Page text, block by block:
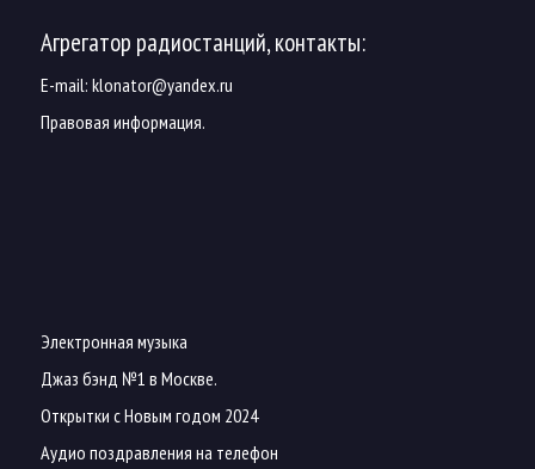
Агрегатор радиостанций, контакты:
E-mail: klonator@yandex.ru
Правовая информация.
Электронная музыка
Джаз бэнд №1 в Москве.
Открытки с Новым годом 2024
Аудио поздравления на телефон